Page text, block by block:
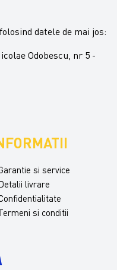
datele de mai jos:
Odobescu, nr 5 -
si service
livrare
si conditii